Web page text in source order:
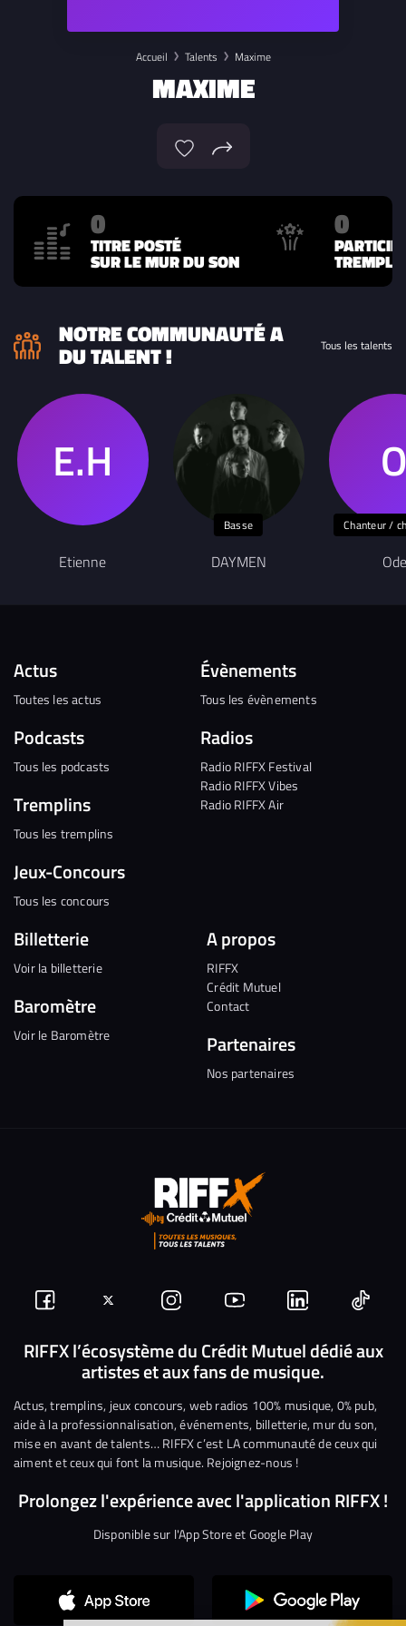
Continuer sans accepter
Accueil Talents Maxime
MAXIME
0
TITRE POSTÉ
SUR LE MUR DU SON
0
NOTRE COMMUNAUTÉ A
DU TALENT ! Tous les talents
Etienne
Basse
DAYMEN
Chanteur /
Ode
Actus
Toutes les actus
Podcasts
Tous les podcasts
Tremplins
Tous les tremplins
Jeux-Concours
Tous les concours
Évènements
Tous les évènements
Radios
Radio RIFFX Festival
Radio RIFFX Vibes
Radio RIFFX Air
Billetterie
Voir la billetterie
Baromètre
Voir le Baromètre
A propos
RIFFX
Crédit Mutuel
Contact
Partenaires
Nos partenaires
Suivez-
nous
Facebook
Suivez-
nous
sur
Twitter
Nous
rejoindre
sur
Instagram
Nous
rejoindre
sur
YouTube
Nous
rejoindre
sur
Linkedin
Nous
RIFFX l’écosystème du Crédit Mutuel dédié aux
artistes et aux fans de musique.
Actus, tremplins, jeux concours, web radios 100% musique, 0% pub,
aide à la professionnalisation, événements, billetterie, mur du son,
mise en avant de talents… RIFFX c’est LA communauté de ceux qui
aiment et ceux qui font la musique. Rejoignez-nous !
Prolongez l'expérience avec l'application RIFFX !
Disponible sur l'App Store et Google Play